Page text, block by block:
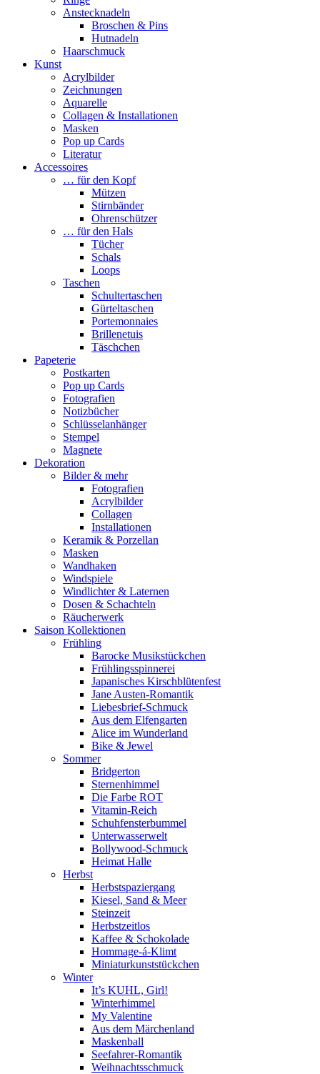
Anstecknadeln
Broschen & Pins
Hutnadeln
Haarschmuck
Kunst
Acrylbilder
Zeichnungen
Aquarelle
Collagen & Installationen
Masken
Pop up Cards
Literatur
Accessoires
… für den Kopf
Mützen
Stirnbänder
Ohrenschützer
… für den Hals
Tücher
Schals
Loops
Taschen
Schultertaschen
Gürteltaschen
Portemonnaies
Brillenetuis
Täschchen
Papeterie
Postkarten
Pop up Cards
Fotografien
Notizbücher
Schlüsselanhänger
Stempel
Magnete
Dekoration
Bilder & mehr
Fotografien
Acrylbilder
Collagen
Installationen
Keramik & Porzellan
Masken
Wandhaken
Windspiele
Windlichter & Laternen
Dosen & Schachteln
Räucherwerk
Saison Kollektionen
Frühling
Barocke Musikstückchen
Frühlingsspinnerei
Japanisches Kirschblütenfest
Jane Austen-Romantik
Liebesbrief-Schmuck
Aus dem Elfengarten
Alice im Wunderland
Bike & Jewel
Sommer
Bridgerton
Sternenhimmel
Die Farbe ROT
Vitamin-Reich
Schuhfensterbummel
Unterwasserwelt
Bollywood-Schmuck
Heimat Halle
Herbst
Herbstspaziergang
Kiesel, Sand & Meer
Steinzeit
Herbstzeitlos
Kaffee & Schokolade
Hommage-á-Klimt
Miniaturkunststückchen
Winter
It’s KUHL, Girl!
Winterhimmel
My Valentine
Aus dem Märchenland
Maskenball
Seefahrer-Romantik
Weihnachtsschmuck